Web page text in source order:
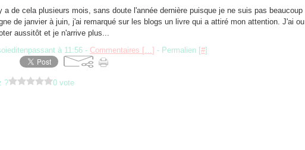
a de cela plusieurs mois, sans doute l'année dernière puisque je ne suis pas beaucoup
de janvier à juin, j'ai remarqué sur les blogs un livre qui a attiré mon attention. J'ai ou
aussitôt et je n'arrive plus...
à 11:56 - Commentaires […] - Permalien [#]
? 0 vote